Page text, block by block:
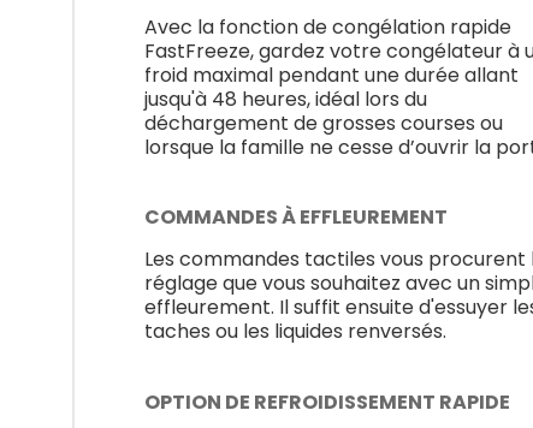
Avec la fonction de congélation rapide
FastFreeze, gardez votre congélateur à
froid maximal pendant une durée allant
jusqu'à 48 heures, idéal lors du
déchargement de grosses courses ou
lorsque la famille ne cesse d’ouvrir la
COMMANDES À EFFLEUREMENT
Les commandes tactiles vous procurent
réglage que vous souhaitez avec un
effleurement. Il suffit ensuite d'essuyer
taches ou les liquides renversés.
OPTION DE REFROIDISSEMENT RAPIDE